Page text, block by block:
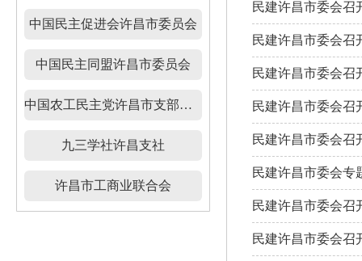
中国民主促进会许昌市委员会
中国民主同盟许昌市委员会
中国农工民主党许昌市支部委员会
九三学社许昌支社
许昌市工商业联合会
民建许昌市委会召
民建许昌市委会召
民建许昌市委会召
民建许昌市委会召
民建许昌市委会召
民建许昌市委会专
民建许昌市委会召
民建许昌市委会召